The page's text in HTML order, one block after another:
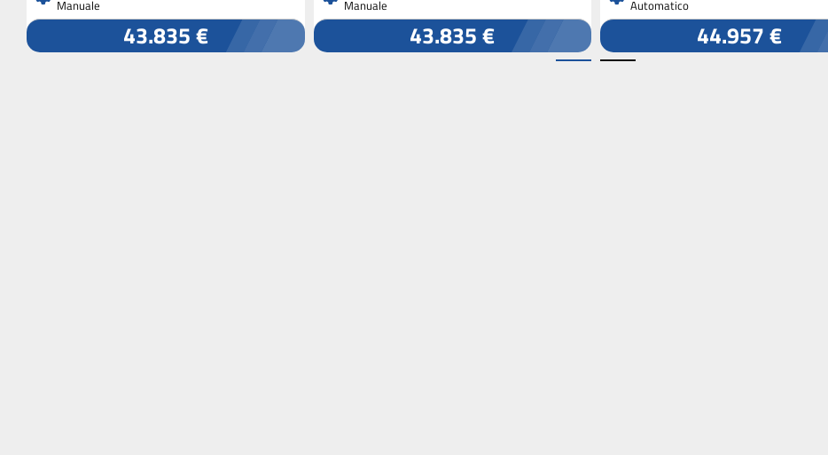
Manuale
43.835 €
Manuale
43.835 €
Automatico
44.957 €